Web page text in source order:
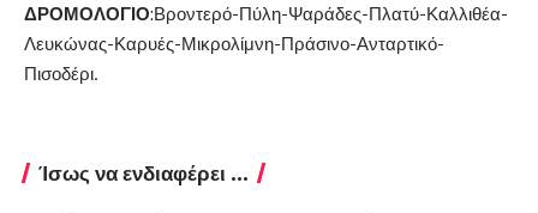
ΔΡΟΜΟΛΟΓΙΟ:Βροντερό-Πύλη-Ψαράδες-Πλατύ-Καλλιθέα-
Λευκώνας-Καρυές-Μικρολίμνη-Πράσινο-Ανταρτικό-
Πισοδέρι.
Ίσως να ενδιαφέρει ...